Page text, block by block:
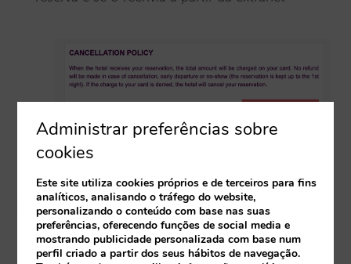
Administrar preferências sobre
cookies
Este site utiliza cookies próprios e de terceiros para fins
analíticos, analisando o tráfego do website,
personalizando o conteúdo com base nas suas
preferências, oferecendo funções de social media e
mostrando publicidade personalizada com base num
perfil criado a partir dos seus hábitos de navegação.